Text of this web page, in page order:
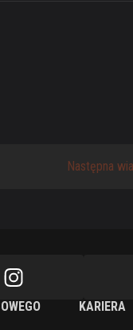
Następna
KARIERA